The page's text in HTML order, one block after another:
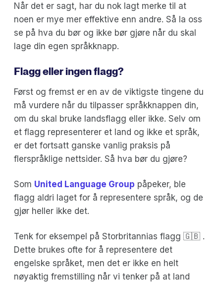
Når det er sagt, har du nok lagt merke til at
noen er mye mer effektive enn andre. Så la oss
se på hva du bør og ikke bør gjøre når du skal
lage din egen språkknapp.
Flagg eller ingen flagg?
Først og fremst er en av de viktigste tingene du
må vurdere når du tilpasser språkknappen din,
om du skal bruke landsflagg eller ikke. Selv om
et flagg representerer et land og ikke et språk,
er det fortsatt ganske vanlig praksis på
flerspråklige nettsider. Så hva bør du gjøre?
Som United Language Group påpeker, ble
flagg aldri laget for å representere språk, og de
gjør heller ikke det.
Tenk for eksempel på Storbritannias flagg 🇬🇧 .
Dette brukes ofte for å representere det
engelske språket, men det er ikke en helt
nøyaktig fremstilling når vi tenker på at land